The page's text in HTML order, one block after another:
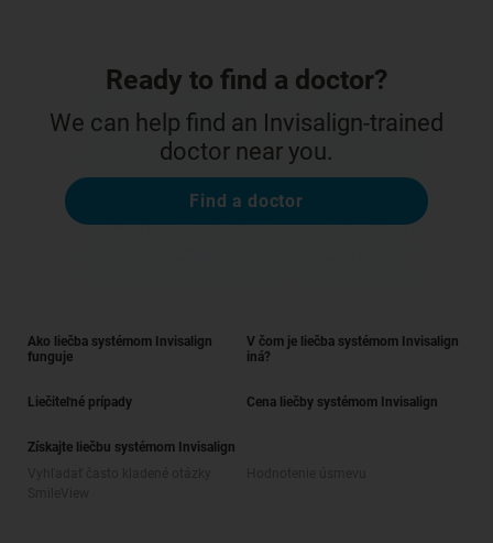
Ready to find a doctor?
We can help find an Invisalign-trained
doctor near you.
Find a doctor
Ako liečba systémom Invisalign
funguje
V čom je liečba systémom Invisalign
iná?
Liečiteľné prípady Cena liečby systémom Invisalign
Získajte liečbu systémom Invisalign